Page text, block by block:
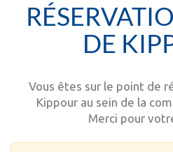
DE
Vous êtes sur le point de
Kippour au sein de la
Merci pour